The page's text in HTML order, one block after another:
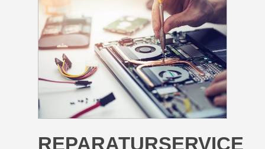
REPARATURSERVICE